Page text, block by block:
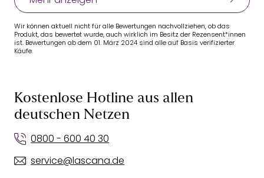
Wir können aktuell nicht für alle Bewertungen nachvollziehen, ob das
Produkt, das bewertet wurde, auch wirklich im Besitz der Rezensent*innen
ist. Bewertungen ab dem 01. März 2024 sind alle auf Basis verifizierter
Käufe.
Kostenlose Hotline aus allen
deutschen Netzen
0800 - 600 40 30
service@lascana.de